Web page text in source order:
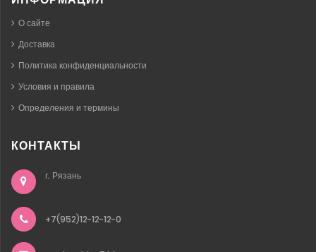
О сайте
Доставка
Политика конфиденциальности
Условия и правила
Определения и термины
КОНТАКТЫ
г. Рязань
+7(952)12-12-12-0